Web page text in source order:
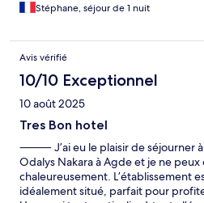
Stéphane, séjour de 1 nuit
Avis vérifié
10/10 Exceptionnel
10 août 2025
Tres Bon hotel
⸻ J’ai eu le plaisir de séjourner à
Odalys Nakara à Agde et je ne
chaleureusement. L’établissement
idéalement situé, parfait pour